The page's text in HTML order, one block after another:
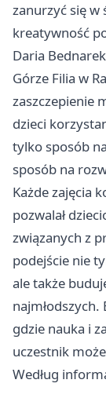
zanurzyć się w
kreatywność
Daria
Górze Filia w
zaszczepienie
dzieci
tylko sposób
sposób na
Każde zajęcia
pozwalał
związanych z
podejście nie
ale także
najmłodszych.
gdzie nauka i
uczestnik
Według